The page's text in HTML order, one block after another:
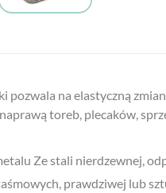
pozwala na elastyczną
toreb, plecaków,
Ze stali nierdzewnej,
prawdziwej lub